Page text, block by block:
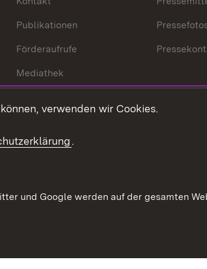
Publikationen
Förderaufrufe
Mediathek
verwenden wir Cookies.
.
und Google werden auf der gesamten